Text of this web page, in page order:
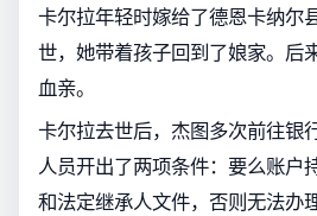
卡尔拉年轻时嫁给了德恩卡纳尔
世，她带着孩子回到了娘家。后
血亲。
卡尔拉去世后，杰图多次前往银
人员开出了两项条件：要么账户
和法定继承人文件，否则无法办理